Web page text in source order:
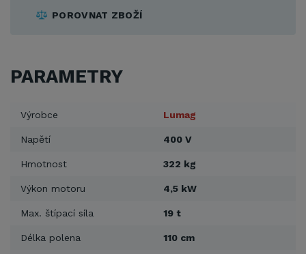
POROVNAT ZBOŽÍ
PARAMETRY
Výrobce Lumag
Napětí 400 V
Hmotnost 322 kg
Výkon motoru 4,5 kW
Max. štípací síla 19 t
Délka polena 110 cm